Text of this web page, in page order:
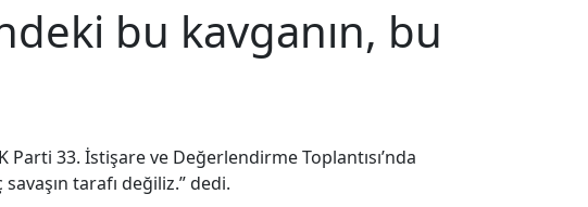
bu kavganın, bu
Parti 33. İstişare ve Değerlendirme Toplantısı’nda
tarafı değiliz.” dedi.